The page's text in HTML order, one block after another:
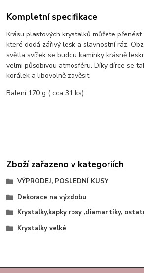
Kompletní specifikace
Krásu plastových krystalků můžete
které dodá zářivý lesk a slavnostní ráz.
světla svíček se budou kamínky krásně
velmi působivou atmosféru. Díky dírce se
korálek a libovolně zavěsit.
Balení 170 g ( cca 31 ks)
Zboží zařazeno v kategoriích
VÝPRODEJ, POSLEDNÍ KUSY
Dekorace na výzdobu
Krystalky,kapky rosy ,diamantíky,
Krystalky velké